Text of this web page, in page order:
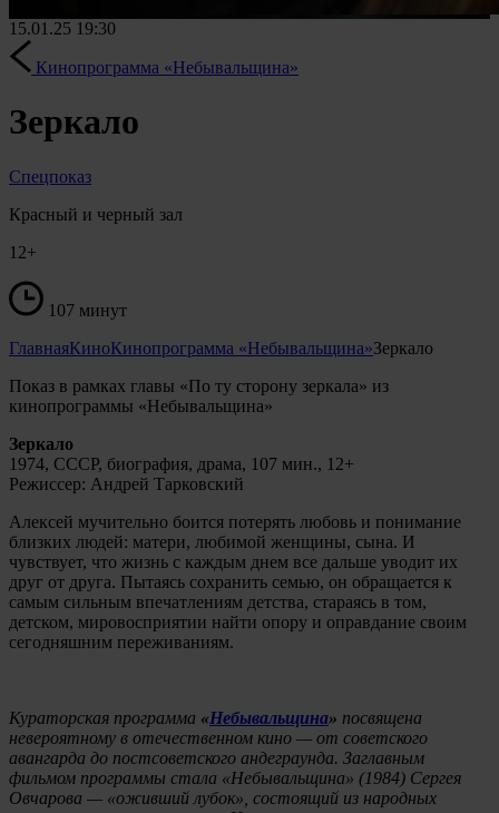
15.01.25 19:30
Кинопрограмма «Небывальщина»
Зеркало
Спецпоказ
Красный и черный зал
12+
107 минут
ГлавнаяКиноКинопрограмма «Небывальщина»Зеркало
Показ в рамках главы «По ту сторону зеркала» из
кинопрограммы «Небывальщина»
Зеркало
1974, СССР, биография, драма, 107 мин., 12+
Режиссер: Андрей Тарковский
Алексей мучительно боится потерять любовь и понимание
близких людей: матери, любимой женщины, сына. И
чувствует, что жизнь с каждым днем все дальше уводит их
друг от друга. Пытаясь сохранить семью, он обращается к
самым сильным впечатлениям детства, стараясь в том,
детском, мировосприятии найти опору и оправдание своим
сегодняшним переживаниям.
Кураторская программа «Небывальщина» посвящена
невероятному в отечественном кино — от советского
авангарда до постсоветского андеграунда. Заглавным
фильмом программы стала «Небывальщина» (1984) Сергея
Овчарова — «оживший лубок», состоящий из народных